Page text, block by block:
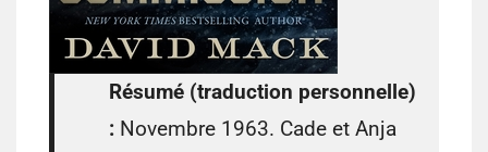
Résumé (traduction personnelle)
: Novembre 1963. Cade et Anja